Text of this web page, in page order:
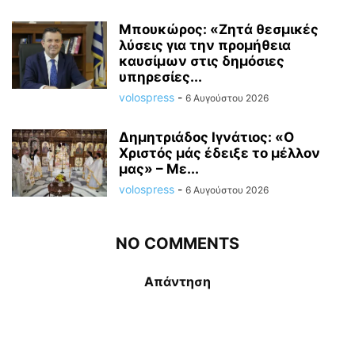
Μπουκώρος: «Ζητά θεσμικές
λύσεις για την προμήθεια
καυσίμων στις δημόσιες
υπηρεσίες...
volospress - 6 Αυγούστου 2026
Δημητριάδος Ιγνάτιος: «Ο
Χριστός μάς έδειξε το μέλλον
μας» – Με...
volospress - 6 Αυγούστου 2026
NO COMMENTS
Απάντηση